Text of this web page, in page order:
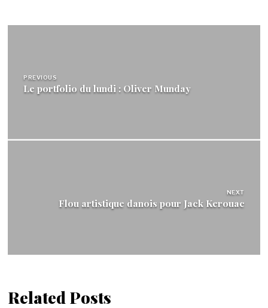
l’article
PREVIOUS
Le portfolio du lundi : Oliver Munday
NEXT
Flou artistique danois pour Jack Kerouac
Related Posts